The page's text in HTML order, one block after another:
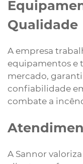
Qualidade
A empresa
equipamentos e
mercado,
confiabilidade
combate a
A Sannor